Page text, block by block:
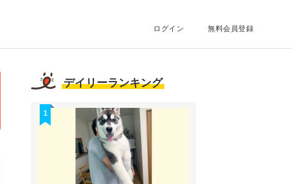
ログイン 無料会員登録
デイリーランキング
1